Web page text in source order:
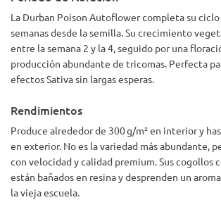
La Durban Poison Autoflower completa su ciclo
semanas desde la semilla. Su crecimiento
entre la semana 2 y la 4, seguido por una
producción abundante de tricomas. Perfecta
efectos Sativa sin largas esperas.
Rendimientos
Produce alrededor de 300 g/m² en interior y
en exterior. No es la variedad más abundante,
con velocidad y calidad premium. Sus cogollos
están bañados en resina y desprenden un
la vieja escuela.